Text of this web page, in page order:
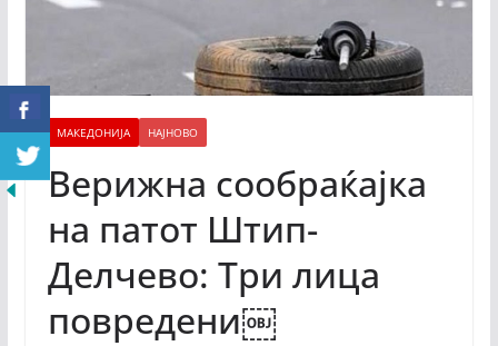
МАКЕДОНИЈА НАЈНОВО
Верижна сообраќајка
на патот Штип-
Делчево: Три лица
повредени￼